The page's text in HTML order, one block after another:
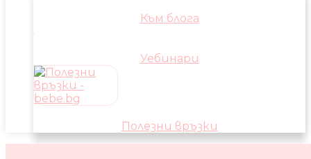
Към блога
Уебинари
Полезни връзки